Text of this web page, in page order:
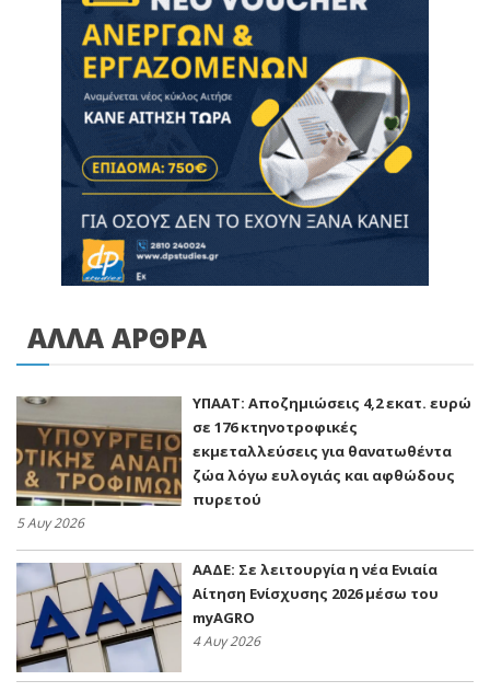
ΑΛΛΑ ΑΡΘΡΑ
ΥΠΑΑΤ: Αποζημιώσεις 4,2 εκατ. ευρώ
σε 176 κτηνοτροφικές
εκμεταλλεύσεις για θανατωθέντα
ζώα λόγω ευλογιάς και αφθώδους
πυρετού
5 Αυγ 2026
ΑΑΔΕ: Σε λειτουργία η νέα Ενιαία
Αίτηση Ενίσχυσης 2026 μέσω του
myAGRO
4 Αυγ 2026